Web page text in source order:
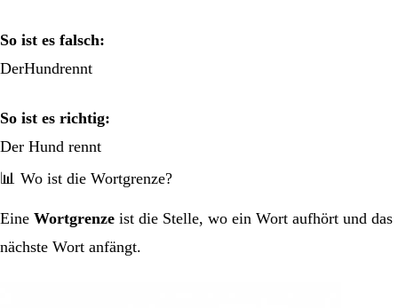
So ist es falsch:
DerHundrennt
So ist es richtig:
Der Hund rennt
📊 Wo ist die Wortgrenze?
Eine Wortgrenze ist die Stelle, wo ein Wort aufhört und das
nächste Wort anfängt.